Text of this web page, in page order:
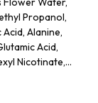
Propanol,
Alanine,
Acid,
Nicotinate,